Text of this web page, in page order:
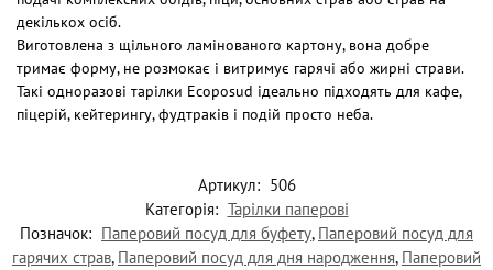
декількох осіб.
Виготовлена з щільного ламінованого картону, вона добре
тримає форму, не розмокає і витримує гарячі або жирні страви.
Такі одноразові тарілки Ecoposud ідеально підходять для кафе,
піцерій, кейтерингу, фудтраків і подій просто неба.
Артикул: 506
Категорія: Тарілки паперові
Позначок: Паперовий посуд для буфету, Паперовий посуд для
гарячих страв, Паперовий посуд для дня народження, Паперовий